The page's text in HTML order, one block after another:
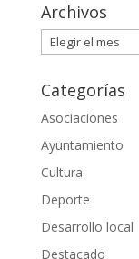
Archivos
Archivos
Categorías
Asociaciones
Ayuntamiento
Cultura
Deporte
Desarrollo local
Destacado